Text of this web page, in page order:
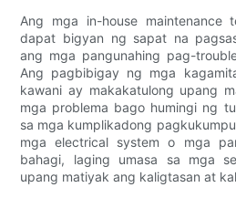
Ang mga in-house maintenance
dapat bigyan ng sapat na
ang mga pangunahing pag-
Ang pagbibigay ng mga
kawani ay makakatulong upang
mga problema bago humingi ng
sa mga kumplikadong
mga electrical system o mga
bahagi, laging umasa sa mga
upang matiyak ang kaligtasan at